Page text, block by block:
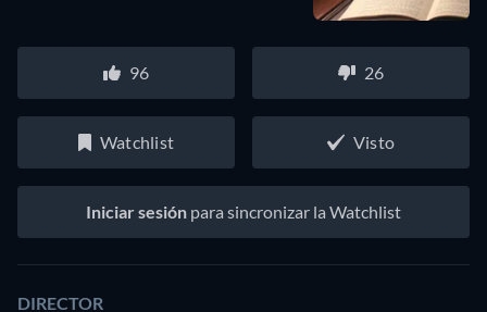
96 26
Watchlist Visto
Iniciar sesión para sincronizar la Watchlist
DIRECTOR